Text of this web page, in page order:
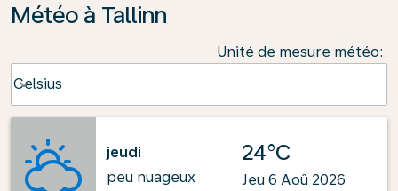
Météo à Tallinn
Unité de mesure météo:
Celsius
keyboard_arrow_down
jeudi
peu nuageux
24°C
Jeu 6 Aoû 2026